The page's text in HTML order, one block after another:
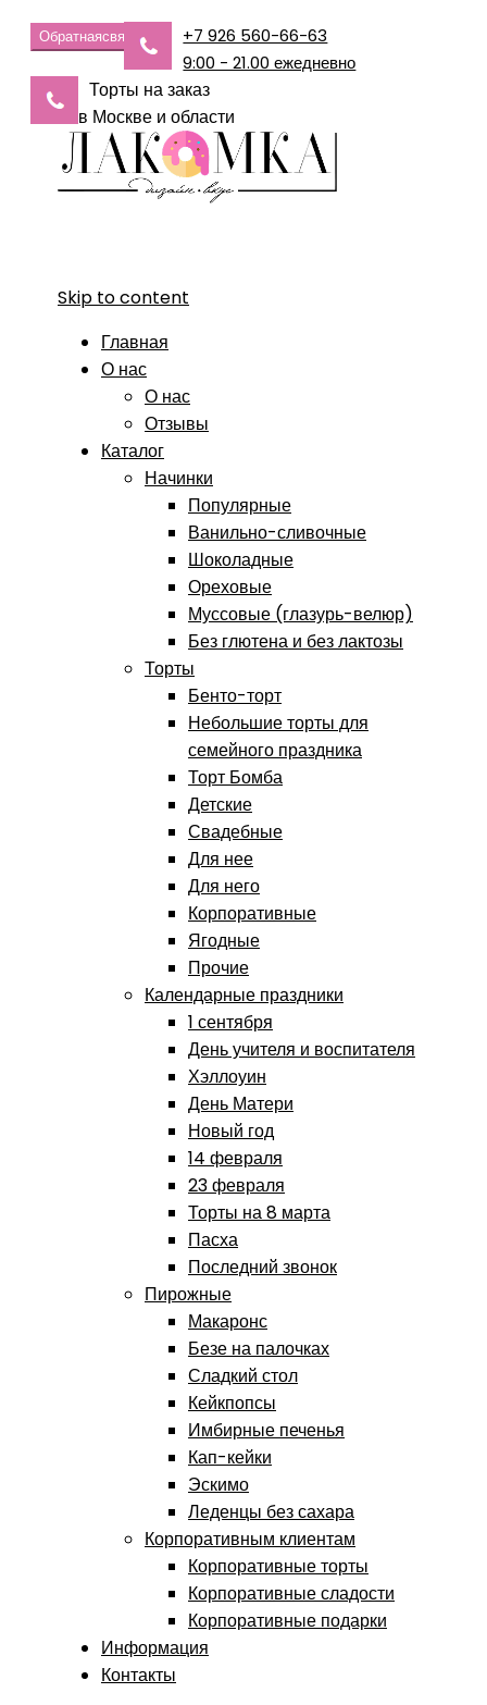
Обратнаясвязь
+7 926 560-66-63
9:00 - 21.00 ежедневно
Торты на заказ
в Москве и области
Skip to content
Главная
О нас
О нас
Отзывы
Каталог
Начинки
Популярные
Ванильно-сливочные
Шоколадные
Ореховые
Муссовые (глазурь-велюр)
Без глютена и без лактозы
Торты
Бенто-торт
Небольшие торты для
семейного праздника
Торт Бомба
Детские
Свадебные
Для нее
Для него
Корпоративные
Ягодные
Прочие
Календарные праздники
1 сентября
День учителя и воспитателя
Хэллоуин
День Матери
Новый год
14 февраля
23 февраля
Торты на 8 марта
Пасха
Последний звонок
Пирожные
Макаронс
Безе на палочках
Сладкий стол
Кейкпопсы
Имбирные печенья
Кап-кейки
Эскимо
Леденцы без сахара
Корпоративным клиентам
Корпоративные торты
Корпоративные сладости
Корпоративные подарки
Информация
Контакты